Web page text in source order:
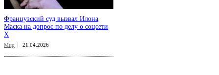
Французский суд вызвал Илона
Маска на допрос по делу о соцсети
X
Мир 21.04.2026